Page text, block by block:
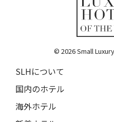
シャトー・デ・フルール
ザ・エジソン・ジョー
ヴィラヘヴン・リゾート
Villa Haven Resort Maldives
Amaya
© 2026 Small
SLHについて
国内のホテル
海外ホテル